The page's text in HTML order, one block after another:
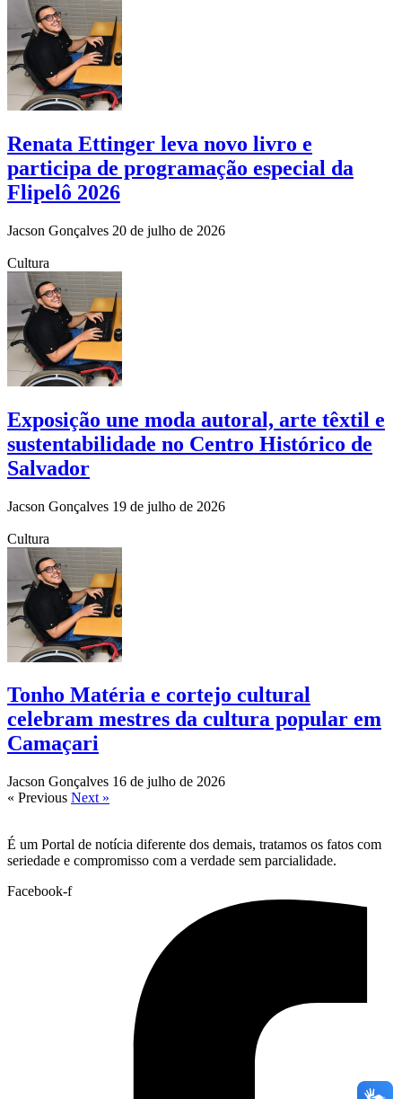
Renata Ettinger leva novo livro e
participa de programação especial da
Flipelô 2026
Jacson Gonçalves 20 de julho de 2026
Cultura
Exposição une moda autoral, arte têxtil e
sustentabilidade no Centro Histórico de
Salvador
Jacson Gonçalves 19 de julho de 2026
Cultura
Tonho Matéria e cortejo cultural
celebram mestres da cultura popular em
Camaçari
Jacson Gonçalves 16 de julho de 2026
« Previous Next »
É um Portal de notícia diferente dos demais, tratamos os fatos com
seriedade e compromisso com a verdade sem parcialidade.
Facebook-f